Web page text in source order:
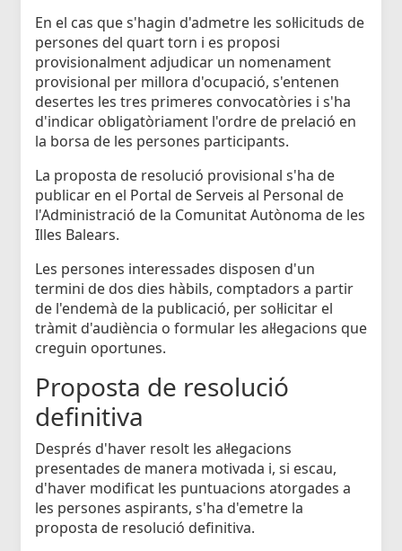
En el cas que s'hagin d'admetre les sol·licituds de
persones del quart torn i es proposi
provisionalment adjudicar un nomenament
provisional per millora d'ocupació, s'entenen
desertes les tres primeres convocatòries i s'ha
d'indicar obligatòriament l'ordre de prelació en
la borsa de les persones participants.
La proposta de resolució provisional s'ha de
publicar en el Portal de Serveis al Personal de
l'Administració de la Comunitat Autònoma de les
Illes Balears.
Les persones interessades disposen d'un
termini de dos dies hàbils, comptadors a partir
de l'endemà de la publicació, per sol·licitar el
tràmit d'audiència o formular les al·legacions que
creguin oportunes.
Proposta de resolució
definitiva
Després d'haver resolt les al·legacions
presentades de manera motivada i, si escau,
d'haver modificat les puntuacions atorgades a
les persones aspirants, s'ha d'emetre la
proposta de resolució definitiva.